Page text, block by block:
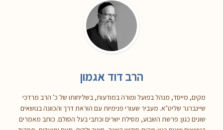
הרב דוד אגמון
מקים, מייסד, מנהל בפועל ומורה במודעות, בשליחותו של כ' הרב מרדכי
שיינברגר שליט"א. מעביר שעורי פנימיות עם הוראת דרך והכוונה בנושאים
שונים כגון: פרשת השבוע, מסילת ישרים וכתבי בעל הסולם. כותב מאמרים